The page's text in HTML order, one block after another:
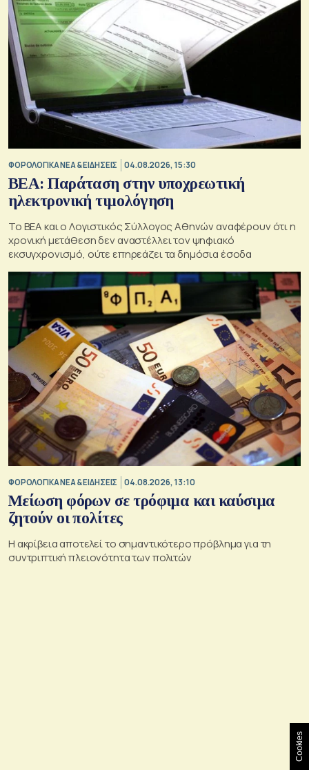
ΦΟΡΟΛΟΓΙΚΑ ΝΕΑ & EΙΔΗΣΕΙΣ 04.08.2026, 15:30
BEA: Παράταση στην υποχρεωτική
ηλεκτρονική τιμολόγηση
To BEA και ο Λογιστικός Σύλλογος Αθηνών αναφέρουν ότι η
χρονική μετάθεση δεν αναστέλλει τον ψηφιακό
εκσυγχρονισμό, ούτε επηρεάζει τα δημόσια έσοδα
ΦΟΡΟΛΟΓΙΚΑ ΝΕΑ & EΙΔΗΣΕΙΣ 04.08.2026, 13:10
Μείωση φόρων σε τρόφιμα και καύσιμα
ζητούν οι πολίτες
Η ακρίβεια αποτελεί το σημαντικότερο πρόβλημα για τη
συντριπτική πλειονότητα των πολιτών
Cookies